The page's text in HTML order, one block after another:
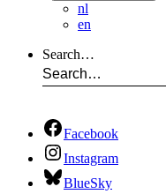
nl
en
Search…
Facebook
Instagram
BlueSky